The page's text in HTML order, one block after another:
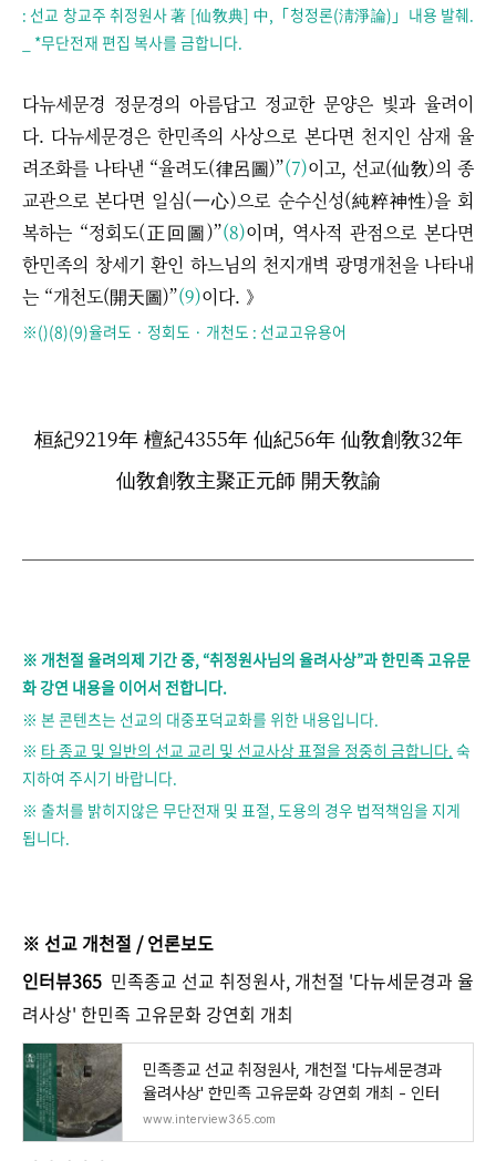
: 선교 창교주 취정원사 著 [仙敎典] 中,「청정론(淸淨論)」내용 발췌.
_ *무단전재 편집 복사를 금합니다.
다뉴세문경 정문경의 아름답고 정교한 문양은 빛과 율려이
다. 다뉴세문경은 한민족의 사상으로 본다면 천지인 삼재 율
려조화를 나타낸 “율려도(律呂圖)”(7)이고, 선교(仙敎)의 종
교관으로 본다면 일심(一心)으로 순수신성(純粹神性)을 회
복하는 “정회도(正回圖)”(8)이며, 역사적 관점으로 본다면
한민족의 창세기 환인 하느님의 천지개벽 광명개천을 나타내
는 “개천도(開天圖)”(9)이다. 》
※()(8)(9)율려도 · 정회도 · 개천도 : 선교고유용어
桓紀9219年 檀紀4355年 仙紀56年 仙敎創敎32年
仙敎創敎主聚正元師 開天敎諭
※ 개천절 율려의제 기간 중, “취정원사님의 율려사상”과 한민족 고유문
화 강연 내용을 이어서 전합니다.
※ 본 콘텐츠는 선교의 대중포덕교화를 위한 내용입니다.
※ 타 종교 및 일반의 선교 교리 및 선교사상 표절을 정중히 금합니다. 숙
지하여 주시기 바랍니다.
※ 출처를 밝히지않은 무단전재 및 표절, 도용의 경우 법적책임을 지게
됩니다.
※ 선교 개천절 / 언론보도
인터뷰365 민족종교 선교 취정원사, 개천절 '다뉴세문경과 율
려사상' 한민족 고유문화 강연회 개최
민족종교 선교 취정원사, 개천절 '다뉴세문경과
율려사상' 한민족 고유문화 강연회 개최 - 인터
www.interview365.com